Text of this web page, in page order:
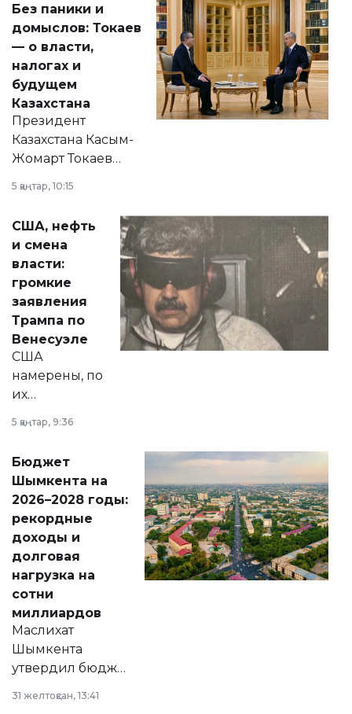
Без паники и
домыслов: Токаев
— о власти,
налогах и
будущем
Казахстана
Президент
Казахстана Касым-
Жомарт Токаев
сразу несколько
актуальных тем —
от слухов о
политических
реформах до
вопросов армии,
экономики и
личного здоровья.
5 қаңтар, 10:15
США, нефть
и смена
власти:
громкие
заявления
Трампа по
Венесуэле
США
намерены, по
их
принести
народу
Венесуэлы.
5 қаңтар, 9:36
Бюджет
Шымкента на
2026–2028 годы:
рекордные
доходы и
долговая
нагрузка на
сотни
миллиардов
Маслихат
Шымкента
утвердил бюджет
2028 годы.
31 желтоқсан, 13:41